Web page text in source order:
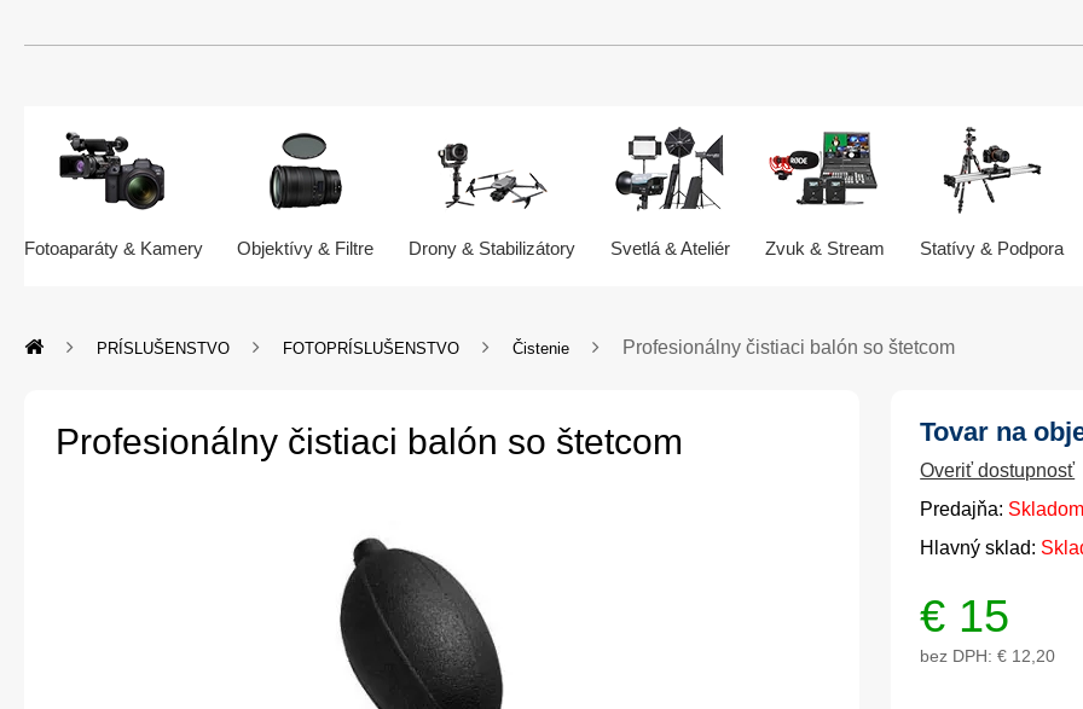
Fotoaparáty & Kamery Objektívy & Filtre Drony & Stabilizátory Svetlá & Ateliér Zvuk & Stream Statívy & Podpora
PRÍSLUŠENSTVO FOTOPRÍSLUŠENSTVO Čistenie Profesionálny čistiaci balón so štetcom
Profesionálny čistiaci balón so štetcom Tovar na
Overiť dostupnosť
Predajňa:
Hlavný sklad:
€ 15
bez DPH: € 12,20